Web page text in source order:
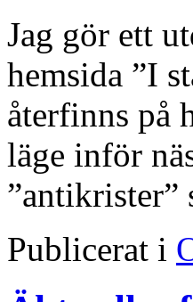
Jag gör ett
hemsida ”I
återfinns på
läge inför
Publicerat i